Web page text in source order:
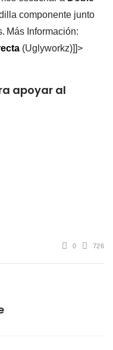
componente junto
Más Información:
(Uglyworkz)]]>
apoyar al
0 726